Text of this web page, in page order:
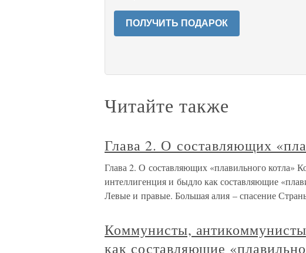
ПОЛУЧИТЬ ПОДАРОК
Читайте также
Глава 2. О составляющих
Глава 2. О составляющих «плавильного котла»
интеллигенция и быдло как составляющие
Левые и правые. Большая алия – спасение
Коммунисты,
как составляющие